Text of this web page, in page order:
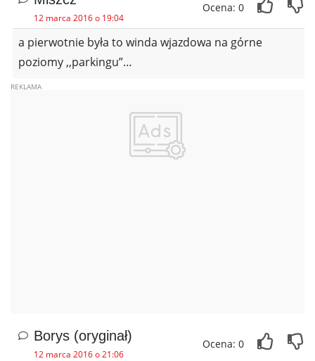
12 marca 2016 o 19:04
Ocena: 0
a pierwotnie była to winda wjazdowa na górne
poziomy ,,parkingu”…
Borys (oryginał)
12 marca 2016 o 21:06
Ocena: 0